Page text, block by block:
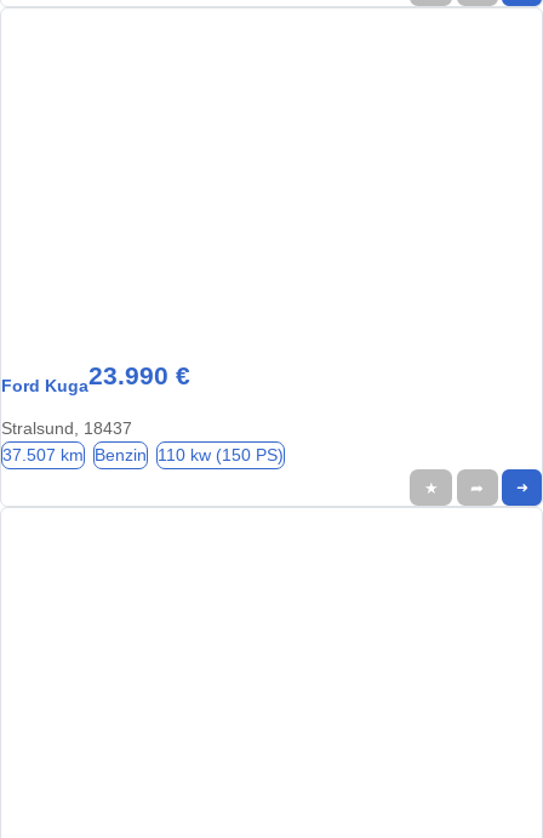
Ford Kuga23.990 €
Stralsund, 18437
37.507 km Benzin 110 kw (150 PS)
★ ➦ ➜